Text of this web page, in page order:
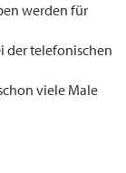
werden für
der telefonischen
viele Male